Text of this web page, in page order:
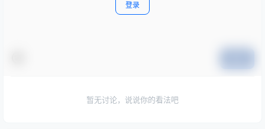
登录
暂无讨论，说说你的看法吧